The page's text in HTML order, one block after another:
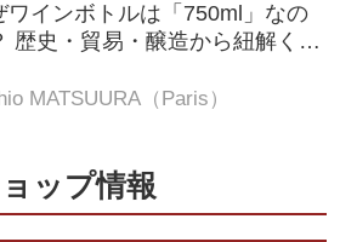
ワインボトルは「750ml」なの
歴史・貿易・醸造から紐解く4
MATSUURA（Paris）
ップ情報